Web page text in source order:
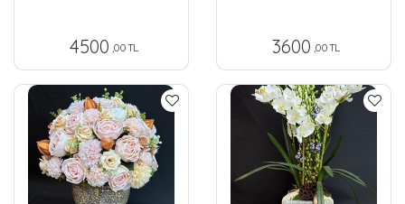
4500 ,00 TL 3600 ,00 TL